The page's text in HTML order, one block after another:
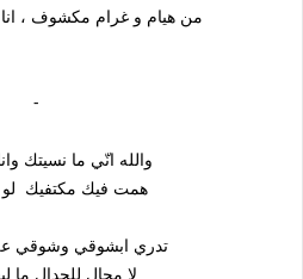
من هيام و غرام مكشوف ، انا
-
والله انّي ما نسيتك
همت فيك مكتفيك لو
تدري ابشوقي وشوقي